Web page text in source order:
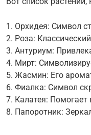
1. Орхидея: Символ
2. Роза:
3. Антуриум:
4. Мирт:
5. Жасмин: Его
6. Фиалка: Символ
7. Калатея: Помогает
8. Папоротник: